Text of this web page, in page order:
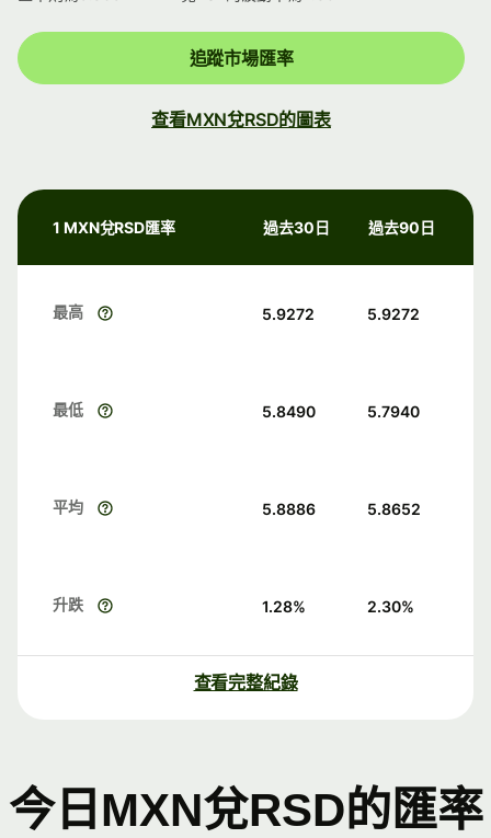
追蹤市場匯率
查看MXN兌RSD的圖表
1 MXN兌RSD匯率 過去30日 過去90日
最高 5.9272 5.9272
最低 5.8490 5.7940
平均 5.8886 5.8652
升跌 1.28% 2.30%
查看完整紀錄
今日MXN兌RSD的匯率